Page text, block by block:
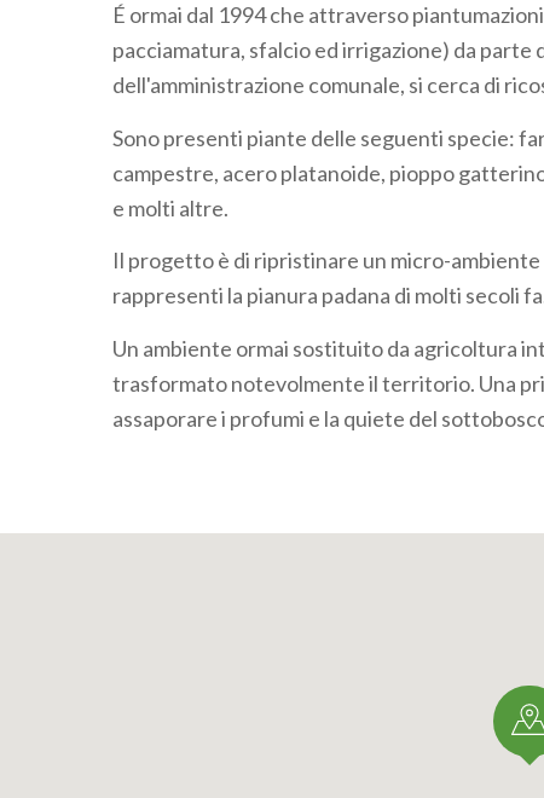
É ormai dal 1994 che attraverso
pacciamatura, sfalcio ed irrigazione) da parte
dell'amministrazione comunale, si cerca di
Sono presenti piante delle seguenti specie:
campestre, acero platanoide, pioppo
e molti altre.
Il progetto è di ripristinare un micro-
rappresenti la pianura padana di molti secoli
Un ambiente ormai sostituito da agricoltura
trasformato notevolmente il territorio. Una
assaporare i profumi e la quiete del